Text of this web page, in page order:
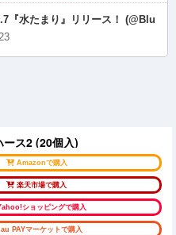
ス2 (20個入)
Amazonで購入
楽天市場で購入
ショッピングで購入
au PAYマーケットで購入